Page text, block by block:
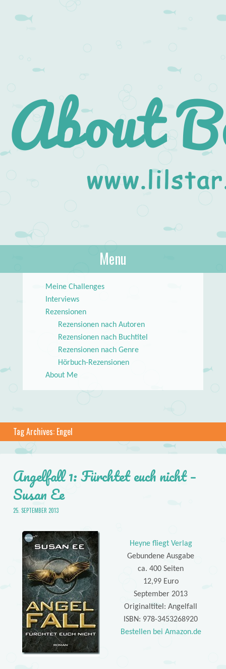
About Books
lilstar.de
Menu
Meine Challenges
Interviews
Rezensionen
Rezensionen nach Autoren
Rezensionen nach Buchtitel
Rezensionen nach Genre
Hörbuch-Rezensionen
About Me
Tag Archives: Engel
Angelfall 1: Fürchtet euch nicht –
Susan Ee
25. SEPTEMBER 2013
Heyne fliegt Verlag
Gebundene Ausgabe
ca. 400 Seiten
12,99 Euro
September 2013
Originaltitel: Angelfall
ISBN: 978-3453268920
Bestellen bei Amazon.de